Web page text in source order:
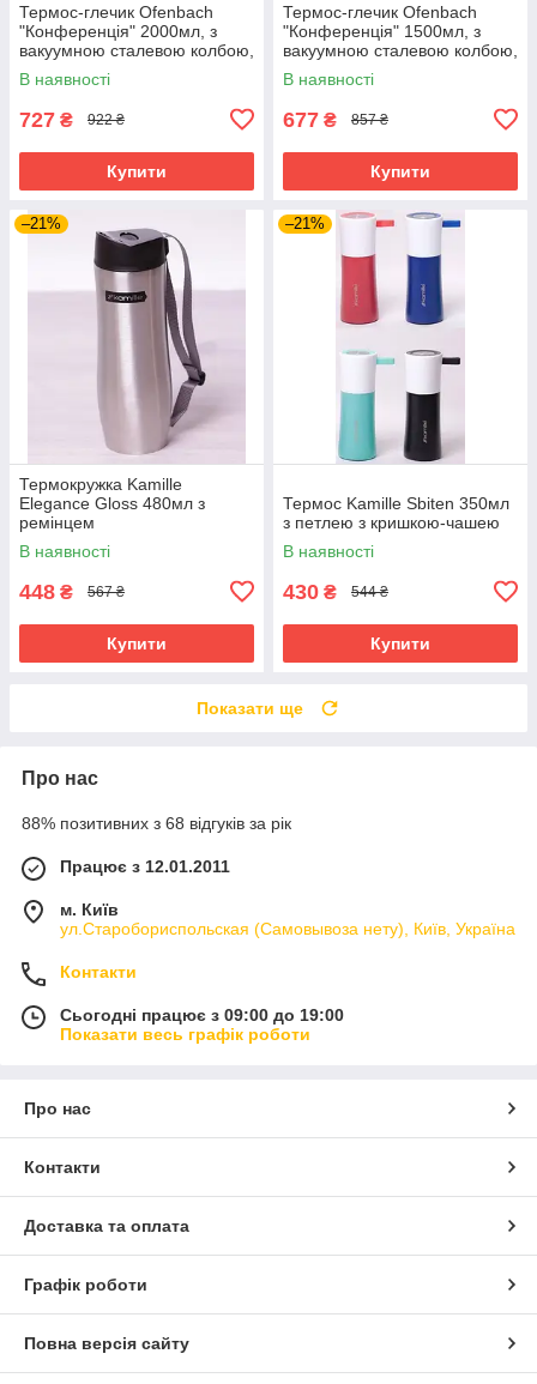
Термос-глечик Ofenbach
"Конференція" 2000мл, з
вакуумною сталевою колбою,
чорний/матовий
В наявності
727 ₴ 922 ₴
Купити
Термос-глечик Ofenbach
"Конференція" 1500мл, з
вакуумною сталевою колбою,
чорний/матовий
В наявності
677 ₴ 857 ₴
Купити
–21%
Термокружка Kamille
Elegance Gloss 480мл з
ремінцем
В наявності
448 ₴ 567 ₴
Купити
–21%
Термос Kamille Sbiten 350мл
з петлею з кришкою-чашею
В наявності
430 ₴ 544 ₴
Купити
Показати ще
Про нас
88% позитивних з 68 відгуків за рік
Працює з 12.01.2011
м. Київ
ул.Старобориспольская (Самовывоза нету), Київ, Україна
Контакти
Сьогодні працює з 09:00 до 19:00
Показати весь графік роботи
Про нас
Контакти
Доставка та оплата
Графік роботи
Повна версія сайту